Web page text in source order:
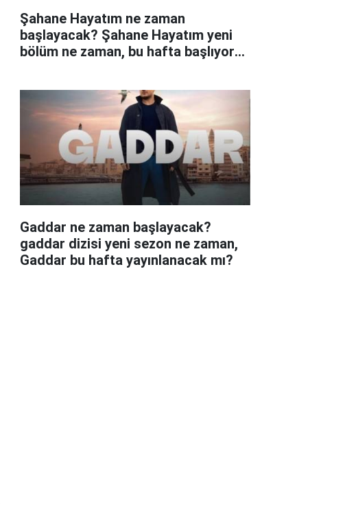
Şahane Hayatım ne zaman
başlayacak? Şahane Hayatım yeni
bölüm ne zaman, bu hafta başlıyor
Gaddar ne zaman başlayacak?
gaddar dizisi yeni sezon ne zaman,
Gaddar bu hafta yayınlanacak mı?